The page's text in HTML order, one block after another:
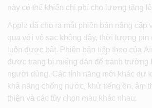
này có thể khiến chi phí cho lương tăng
Apple đã cho ra mắt phiên bản nâng cấp
qua với vỏ sạc không dây, thời lượng pin
luôn được bật. Phiên bản tiếp theo của
được trang bị miếng dán để tránh trường
người dùng. Các tính năng mới khác dự
khả năng chống nước, khử tiếng ồn, âm
thiện và các tùy chọn màu khác nhau.